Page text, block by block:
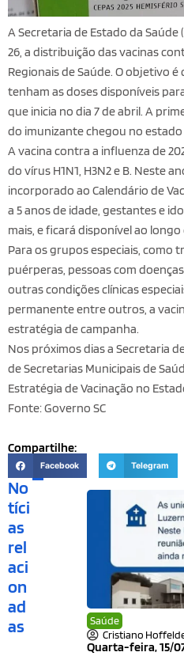
A Secretaria de Estado da Saúde
26, a distribuição das vacinas
Regionais de Saúde. O objetivo
tenham as doses disponíveis
que inicia no dia 7 de abril. A
do imunizante chegou no estado
A vacina contra a influenza de
do vírus H1N1, H3N2 e B. Neste
incorporado ao Calendário de
a 5 anos de idade, gestantes e
mais, e ficará disponível ao
Para os grupos especiais, como
puérperas, pessoas com
outras condições clínicas
permanente entre outros, a
estratégia de campanha.
Nos próximos dias a Secretaria
de Secretarias Municipais de
Estratégia de Vacinação no
Fonte: Governo SC
Compartilhe:
Facebook Telegram
No
tíci
as
rel
aci
on
ad
as
Saúde
Cristiano
Quarta-feira, 15/